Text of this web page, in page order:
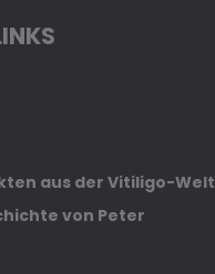
aus der Vitiligo-Welt
von Peter